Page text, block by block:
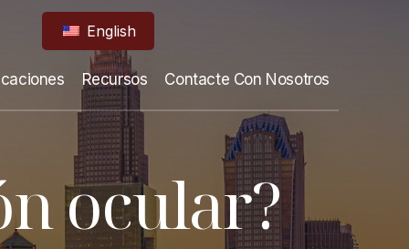
English
Recursos Contacte Con Nosotros
ocular?